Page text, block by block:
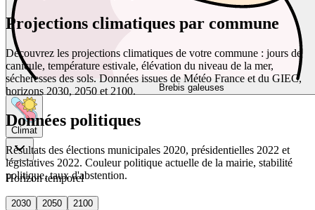
Brebis galeuses
Climat
Horizon temporel
2030 2050
2100
Projections climatiques par commune
Découvrez les projections climatiques de votre commune : jours de
canicule, température estivale, élévation du niveau de la mer,
sécheresses des sols. Données issues de Météo France et du GIEC,
horizons 2030, 2050 et 2100.
Données politiques
Résultats des élections municipales 2020, présidentielles 2022 et
législatives 2022. Couleur politique actuelle de la mairie, stabilité
politique, taux d'abstention.